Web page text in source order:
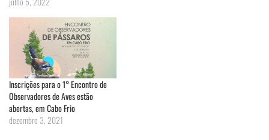
Inscrições para o 1° Encontro de
Observadores de Aves estão
abertas, em Cabo Frio
dezembro 3, 2021